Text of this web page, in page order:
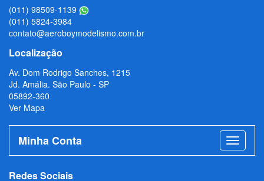
(011) 98509-1139
(011) 5824-3984
contato@aeroboymodelismo.com.br
Localização
Av. Dom Rodrigo Sanches, 1215
Jd. Amália. São Paulo - SP
05892-360
Ver Mapa
Minha Conta
Redes Sociais